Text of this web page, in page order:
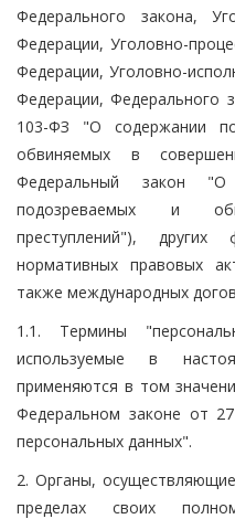
Федерального закона,
Федерации, Уголовно-
Федерации, Уголовно-
Федерации, Федерального
103-ФЗ "О содержании
обвиняемых в
Федеральный закон
подозреваемых и
преступлений"),
нормативных правовых
также международных
1.1. Термины
используемые в
применяются в том
Федеральном законе от
персональных данных".
2. Органы,
пределах своих